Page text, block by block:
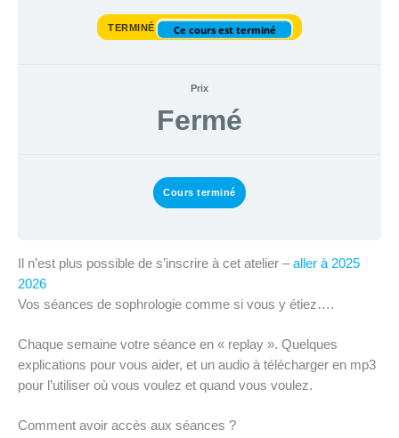
TERMINÉ Ce cours est terminé
Prix
Fermé
Cours terminé
Il n’est plus possible de s’inscrire à cet atelier –aller à 2025
2026
Vos séances de sophrologie comme si vous y étiez….
Chaque semaine votre séance en « replay ». Quelques
explications pour vous aider, et un audio à télécharger en mp3
pour l’utiliser où vous voulez et quand vous voulez.
Comment avoir accès aux séances ?